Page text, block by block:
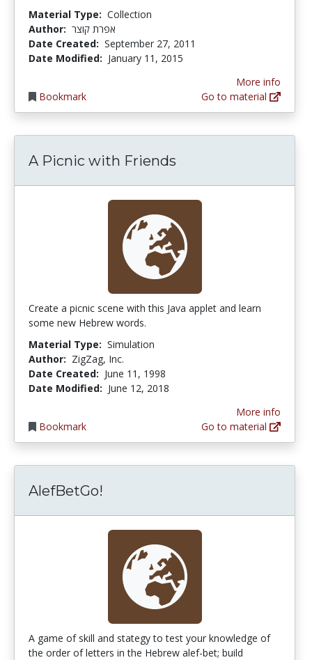
Material Type: Collection
Author: אפרת קוצר
Date Created: September 27, 2011
Date Modified: January 11, 2015
Bookmark
More info
Go to material
A Picnic with Friends
Create a picnic scene with this Java applet and learn
some new Hebrew words.
Material Type: Simulation
Author: ZigZag, Inc.
Date Created: June 11, 1998
Date Modified: June 12, 2018
Bookmark
More info
Go to material
AlefBetGo!
A game of skill and stategy to test your knowledge of
the order of letters in the Hebrew alef-bet; build